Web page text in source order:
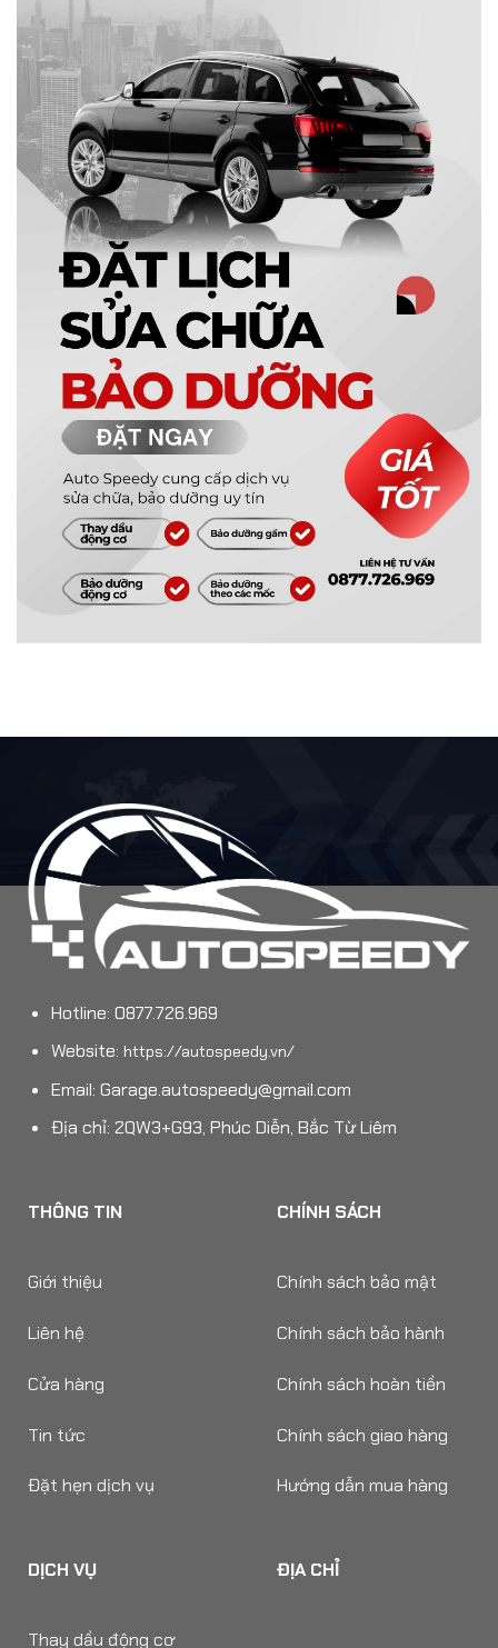
Hotline: 0877.726.969
Website: https://autospeedy.vn/
Email: Garage.autospeedy@gmail.com
Địa chỉ: 2QW3+G93, Phúc Diễn, Bắc Từ Liêm
THÔNG TIN
Giới thiệu
Liên hệ
Cửa hàng
Tin tức
Đặt hẹn dịch vụ
CHÍNH SÁCH
Chính sách bảo mật
Chính sách bảo hành
Chính sách hoàn tiền
Chính sách giao hàng
Hướng dẫn mua hàng
DỊCH VỤ
Thay dầu động cơ
ĐỊA CHỈ